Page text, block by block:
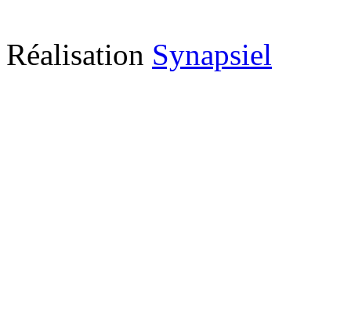
Réalisation Synapsiel